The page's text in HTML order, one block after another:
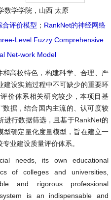
数学学院，山西 太原
合评价模型 ； RankNet的神经网络
Level Fuzzy Comprehensive
Net-work Model
高校特色，构建科学、合理、严
建设实施过程中不可缺少的重要环
价体系相关研究较少，本项目基
数据，结合国内主流的、认可度较
进行数据筛选，且基于RankNet的
型确定量化度量模型，旨在建立一
业建设质量评价体系。
needs, its own educational
of colleges and universities,
and rigorous professional
is an indispensable and